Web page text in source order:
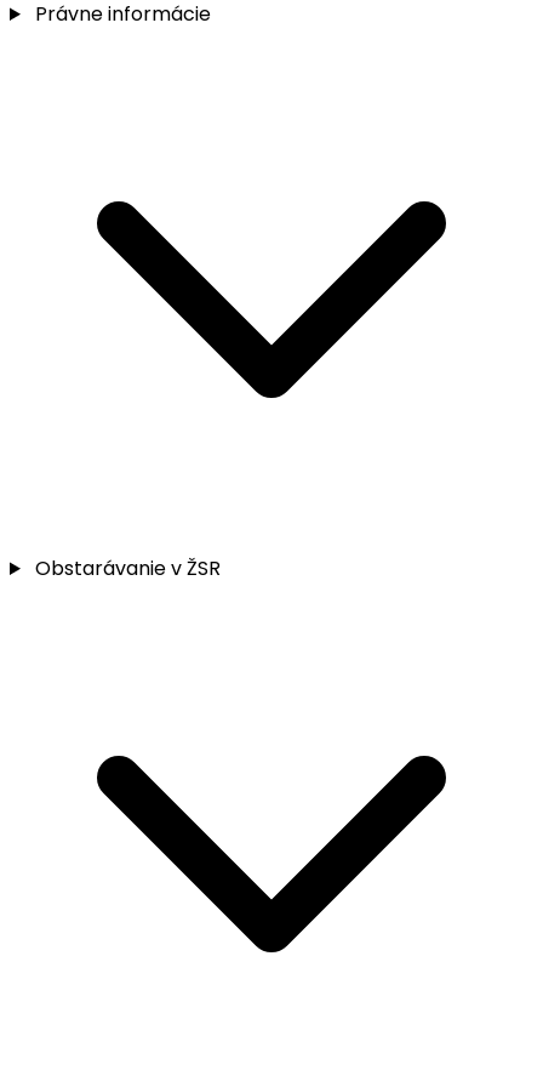
Právne informácie
Obstarávanie v ŽSR